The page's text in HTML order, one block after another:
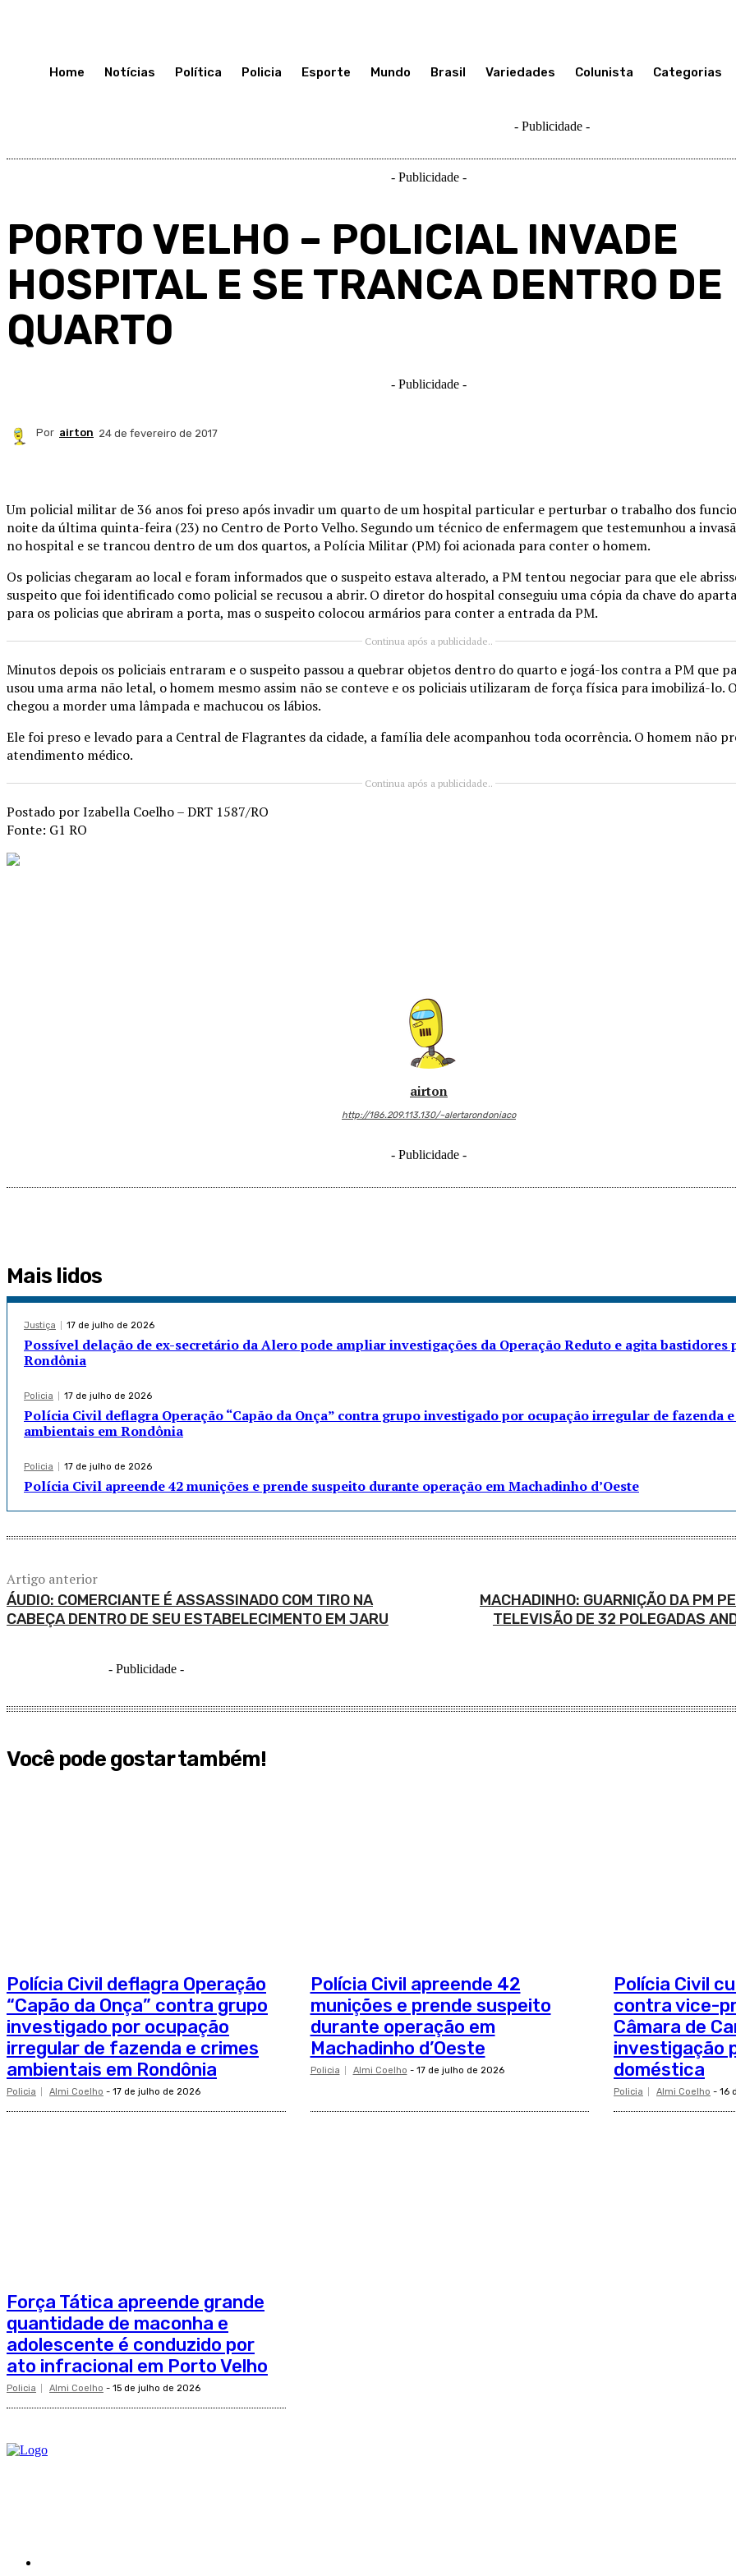
Home Notícias Política Policia Esporte Mundo Brasil Variedades Colunista Categorias
- Publicidade -
- Publicidade -
PORTO VELHO – POLICIAL INVADE
HOSPITAL E SE TRANCA DENTRO DE
QUARTO
- Publicidade -
Por airton 24 de fevereiro de 2017
Um policial militar de 36 anos foi preso após invadir um quarto de um hospital particular e perturbar o trabalho dos
noite da última quinta-feira (23) no Centro de Porto Velho. Segundo um técnico de enfermagem que testemunhou a
no hospital e se trancou dentro de um dos quartos, a Polícia Militar (PM) foi acionada para conter o homem.
Os policias chegaram ao local e foram informados que o suspeito estava alterado, a PM tentou negociar para que ele
suspeito que foi identificado como policial se recusou a abrir. O diretor do hospital conseguiu uma cópia da chave do
para os policias que abriram a porta, mas o suspeito colocou armários para conter a entrada da PM.
Continua após a publicidade..
Minutos depois os policiais entraram e o suspeito passou a quebrar objetos dentro do quarto e jogá-los contra a PM que
usou uma arma não letal, o homem mesmo assim não se conteve e os policiais utilizaram de força física para imobilizá-lo.
chegou a morder uma lâmpada e machucou os lábios.
Ele foi preso e levado para a Central de Flagrantes da cidade, a família dele acompanhou toda ocorrência. O homem não
atendimento médico.
Continua após a publicidade..
Postado por Izabella Coelho – DRT 1587/RO
Fonte: G1 RO
airton
http://186.209.113.130/~alertarondoniaco
- Publicidade -
Mais lidos
Justiça 17 de julho de 2026
Possível delação de ex-secretário da Alero pode ampliar investigações da Operação Reduto e agita bastidores
Rondônia
Policia 17 de julho de 2026
Polícia Civil deflagra Operação “Capão da Onça” contra grupo investigado por ocupação irregular de fazenda
ambientais em Rondônia
Policia 17 de julho de 2026
Polícia Civil apreende 42 munições e prende suspeito durante operação em Machadinho d’Oeste
Artigo anterior
ÁUDIO: COMERCIANTE É ASSASSINADO COM TIRO NA
CABEÇA DENTRO DE SEU ESTABELECIMENTO EM JARU
MACHADINHO: GUARNIÇÃO DA PM
TELEVISÃO DE 32 POLEGADAS
- Publicidade -
Você pode gostar também!
Polícia Civil deflagra Operação
“Capão da Onça” contra grupo
investigado por ocupação
irregular de fazenda e crimes
ambientais em Rondônia
Policia Almi Coelho - 17 de julho de 2026
Polícia Civil apreende 42
munições e prende suspeito
durante operação em
Machadinho d’Oeste
Policia Almi Coelho - 17 de julho de 2026
Polícia Civil
contra vice-
Câmara de
investigação
doméstica
Policia Almi Coelho - 16
Força Tática apreende grande
quantidade de maconha e
adolescente é conduzido por
ato infracional em Porto Velho
Policia Almi Coelho - 15 de julho de 2026